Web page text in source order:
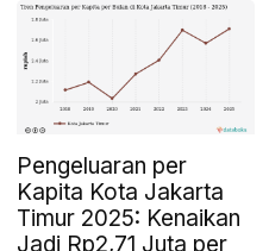
Pengeluaran per
Kapita Kota Jakarta
Timur 2025: Kenaikan
Jadi Rp2,71 Juta per